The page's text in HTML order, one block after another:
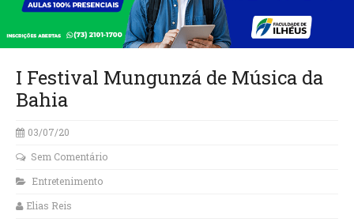
I Festival Mungunzá de Música da
Bahia
03/07/20
Sem Comentário
Entretenimento
Elias Reis